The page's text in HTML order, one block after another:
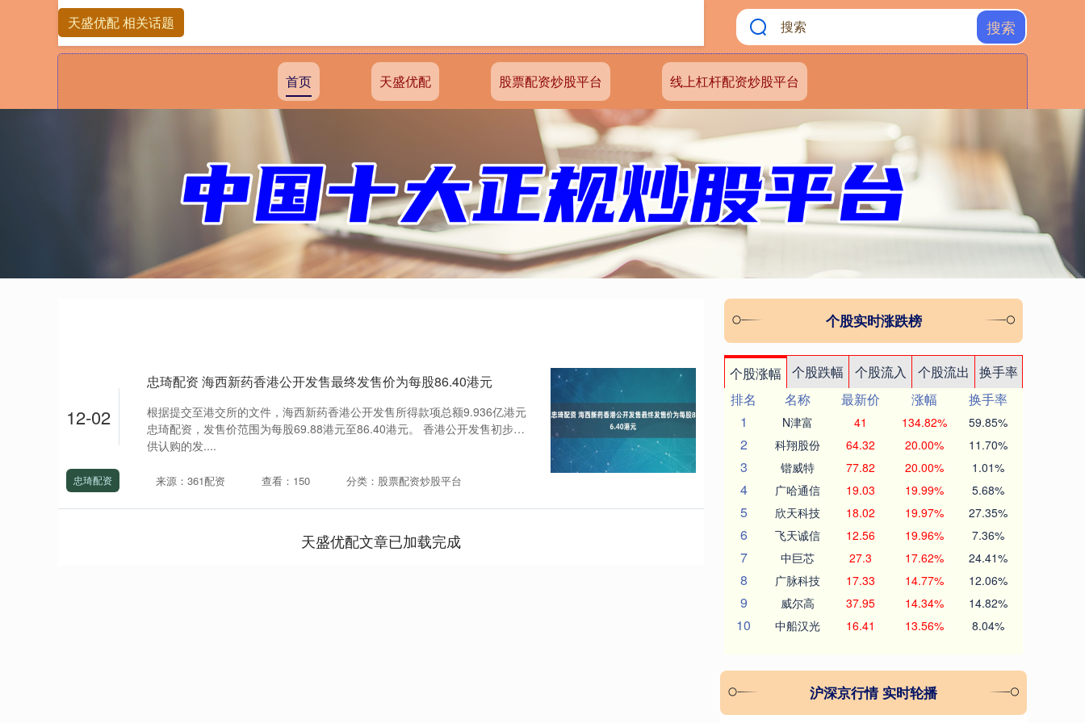
搜索
首页 天盛优配 股票配资炒股平台 线上杠杆配资炒股平台
天盛优配 相关话题
12-02
忠琦配资 海西新药香港公开发售最终发售价为每股86.40港元
根据提交至港交所的文件，海西新药香港公开发售所得款项总额9.936亿港元
忠琦配资，发售价范围为每股69.88港元至86.40港元。 香港公开发售初步可
供认购的发....
忠琦配资 来源：361配资 查看：150 分类：股票配资炒股平台
天盛优配文章已加载完成
个股实时涨跌榜
个股涨幅 个股跌幅 个股流入 个股流出
换手率
排名
名称 最新价 涨幅
换手率
1
N津富 41 134.82% 59.85%
2 科翔股份 64.32 20.00% 11.70%
3 锴威特 77.82 20.00% 1.01%
4 广哈通信 19.03 19.99% 5.68%
5 欣天科技 18.02 19.97% 27.35%
6 飞天诚信 12.56 19.96% 7.36%
7 中巨芯 27.3 17.62% 24.41%
8 广脉科技 17.33 14.77% 12.06%
9 威尔高 37.95 14.34% 14.82%
10 中船汉光 16.41 13.56% 8.04%
沪深京行情 实时轮播